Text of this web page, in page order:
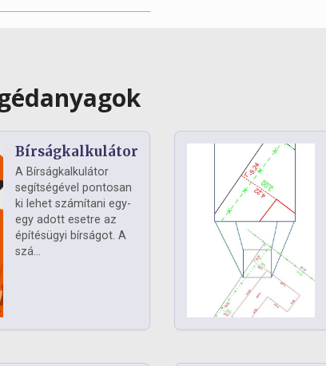
Bírságkalkulátor
A Bírságkalkulátor
segítségével pontosan
ki lehet számítani egy-
egy adott esetre az
építésügyi bírságot. A
szá...